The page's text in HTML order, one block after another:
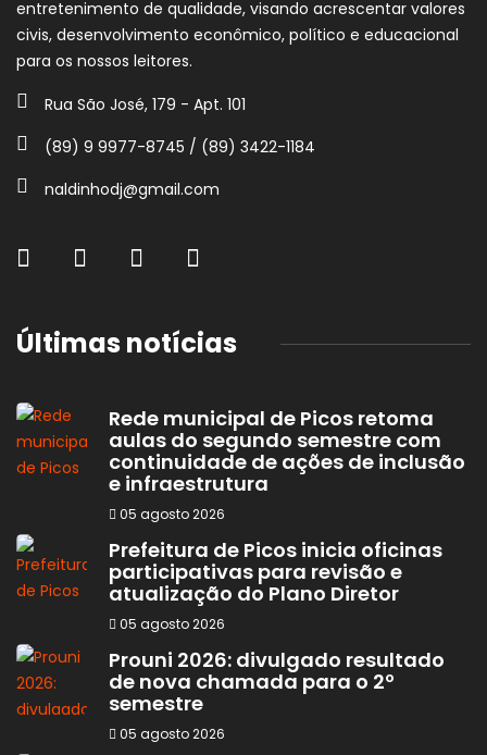
entretenimento de qualidade, visando acrescentar valores
civis, desenvolvimento econômico, político e educacional
para os nossos leitores.
Rua São José, 179 - Apt. 101
(89) 9 9977-8745 / (89) 3422-1184
naldinhodj@gmail.com
Últimas notícias
Rede municipal de Picos retoma
aulas do segundo semestre com
continuidade de ações de inclusão
e infraestrutura
05 agosto 2026
Prefeitura de Picos inicia oficinas
participativas para revisão e
atualização do Plano Diretor
05 agosto 2026
Prouni 2026: divulgado resultado
de nova chamada para o 2º
semestre
05 agosto 2026